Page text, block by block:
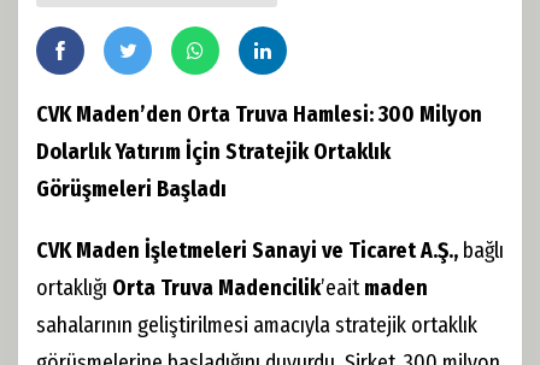
CVK Maden’den Orta Truva Hamlesi: 300 Milyon
Dolarlık Yatırım İçin Stratejik Ortaklık
Görüşmeleri Başladı
CVK Maden İşletmeleri Sanayi ve Ticaret A.Ş., bağlı
ortaklığı Orta Truva Madencilik’eaitmaden
sahalarının geliştirilmesi amacıyla stratejik ortaklık